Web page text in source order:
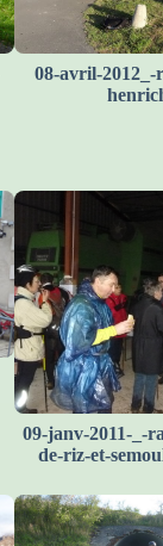
08-avril-2012_-
09-janv-2011-_-
de-riz-et-